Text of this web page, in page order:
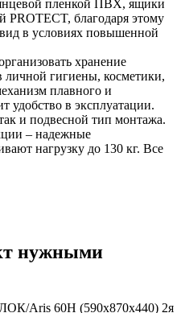
пленкой ПВХ, ящики
благодаря этому
в условиях повышенной
хранение
личной гигиены, косметики,
плавного и
удобство в эксплуатации.
и подвесной тип монтажа.
– надежные
нагрузку до 130 кг. Все
нужными
Aris 60Н (590х870х440) 2я